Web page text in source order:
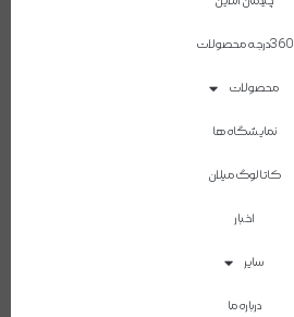
360درجه محصولات
محصولات
نمایشگاه ها
کاتالوگ میلان
اخبار
سایر
درباره ما